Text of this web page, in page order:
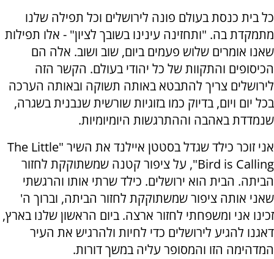
כל בית כנסת בעולם פונה לירושלים וכל תפילה שלנו
מתמקדת בה. "ותחזינה עינינו בשובך לציון" - אלו תפילות
שאנו אומרים שלוש פעמים ביום, שוב ושוב. אלה הם
הכיסופים והתקוות של כל יהודי בעולם. הקשר הזה
לירושלים צריך להתבטא באותה תשוקה ובאותה הערכה
בכל יום ויום, בדיוק כמו בזוגיות שורשית שנבנית בשגרה,
שנמדדת באהבה וההתרגשות היומיומיות.
אני זוכר כילד שגדל בסטטן איילנד את השיר "The Little
Bird is Calling", על ציפור קטנה שמשתוקקת לחזור
הביתה. הבית הוא ירושלים. כילד שרתי אותו והרגשתי
שאני אותה ציפור שמשתוקקת לחזור הביתה, וברוך ה'
זכינו אני ומשפחתי לחזור ארצה. ביום הראשון שלנו בארץ,
דאגנו להגיע לירושלים כדי לחיות ולהרגיש את העיר
המדהימה הזו והמסופר עליה במשך דורות.